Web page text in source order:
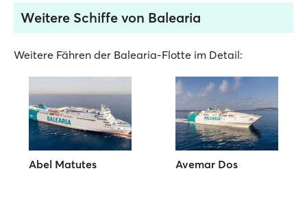
Weitere Schiffe von Balearia
Weitere Fähren der Balearia-Flotte im Detail:
Abel Matutes Avemar Dos